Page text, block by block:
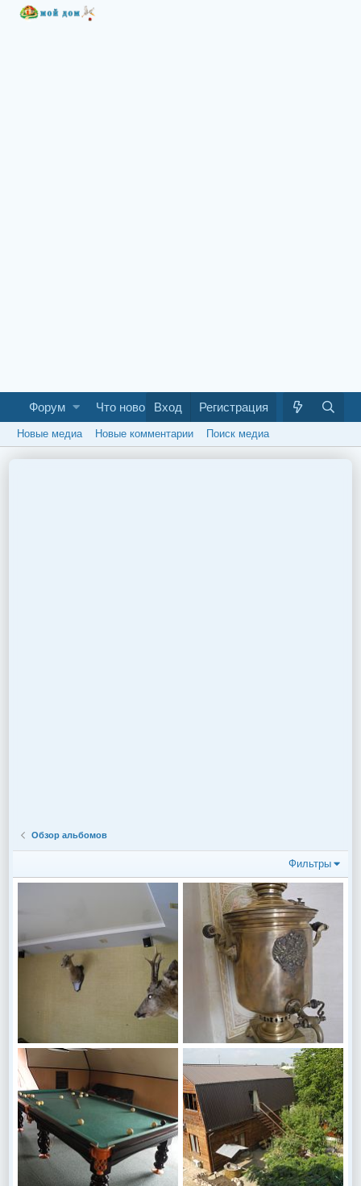
Форум Что нового Галерея Как построить
Вход Регистрация
Новые медиа Новые комментарии Поиск медиа
Обзор альбомов
Фильтры
DSCN6658
Василий Куценко
0
DSCN6657
Василий Куценко
20 Сен 2017